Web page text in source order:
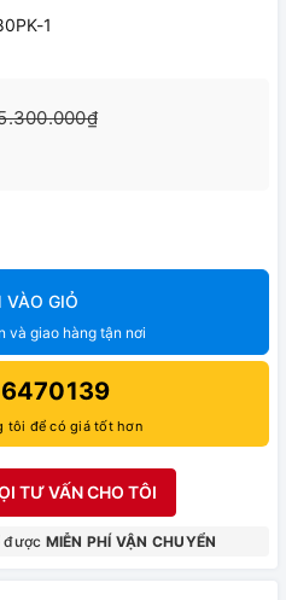
1
VÀO GIỎ
và giao hàng tận nơi
tôi để có giá tốt hơn
TƯ VẤN CHO TÔI
được MIỄN PHÍ VẬN CHUYỂN